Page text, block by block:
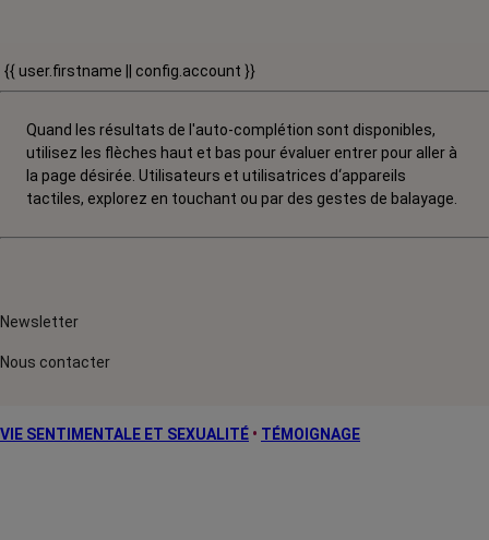
{{ user.firstname || config.account }}
Quand les résultats de l'auto-complétion sont disponibles,
utilisez les flèches haut et bas pour évaluer entrer pour aller à
la page désirée. Utilisateurs et utilisatrices d‘appareils
tactiles, explorez en touchant ou par des gestes de balayage.
Newsletter
Nous contacter
VIE SENTIMENTALE ET SEXUALITÉ • TÉMOIGNAGE